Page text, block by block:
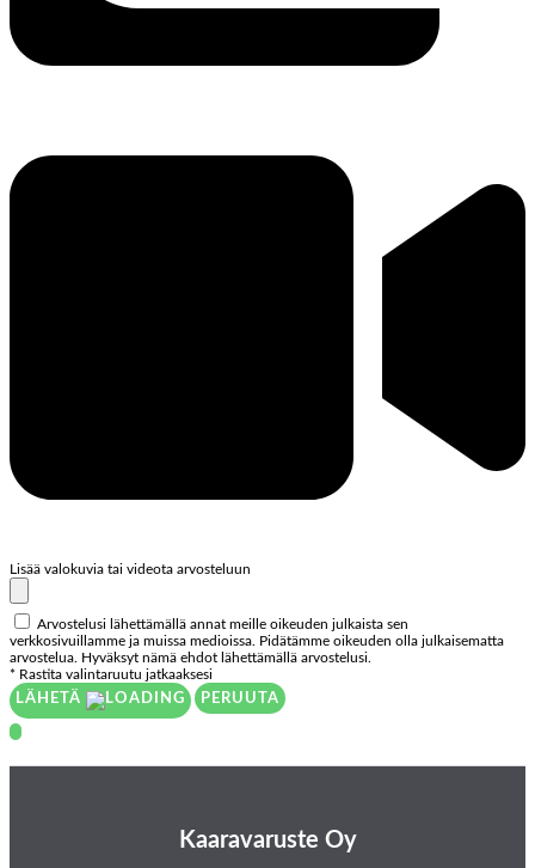
Lisää valokuvia tai videota arvosteluun
Arvostelusi lähettämällä annat meille oikeuden julkaista sen
verkkosivuillamme ja muissa medioissa. Pidätämme oikeuden olla julkaisematta
arvostelua. Hyväksyt nämä ehdot lähettämällä arvostelusi.
* Rastita valintaruutu jatkaaksesi
LÄHETÄ
PERUUTA
Kaaravaruste Oy